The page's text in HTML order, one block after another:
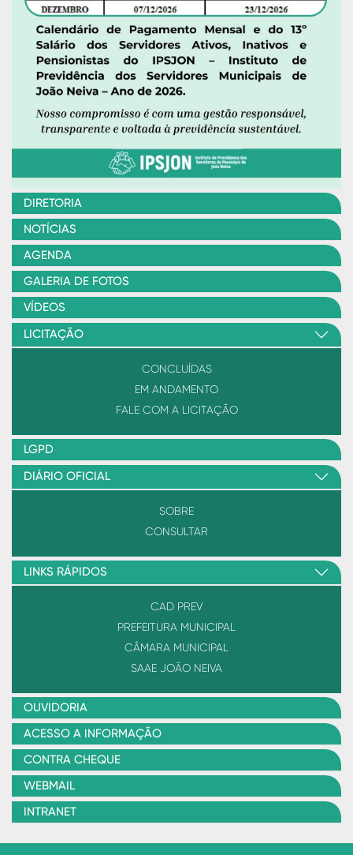
DIRETORIA
NOTÍCIAS
AGENDA
GALERIA DE FOTOS
VÍDEOS
LICITAÇÃO
CONCLUÍDAS
EM ANDAMENTO
FALE COM A LICITAÇÃO
LGPD
DIÁRIO OFICIAL
SOBRE
CONSULTAR
LINKS RÁPIDOS
CAD PREV
PREFEITURA MUNICIPAL
CÂMARA MUNICIPAL
SAAE JOÃO NEIVA
OUVIDORIA
ACESSO A INFORMAÇÃO
CONTRA CHEQUE
WEBMAIL
INTRANET